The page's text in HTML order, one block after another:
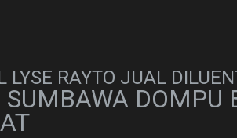
RAYTO JUAL
SUMBAWA DOMPU